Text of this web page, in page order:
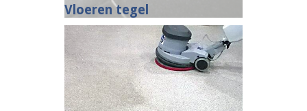
Vloeren tegel